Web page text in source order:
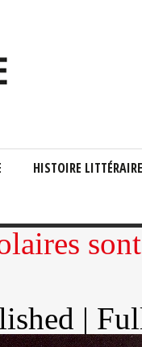
HISTOIRE LITTÉRAIRE
|